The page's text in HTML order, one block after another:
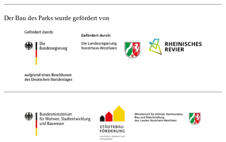
Der Bau des Parks wurde gefördert von